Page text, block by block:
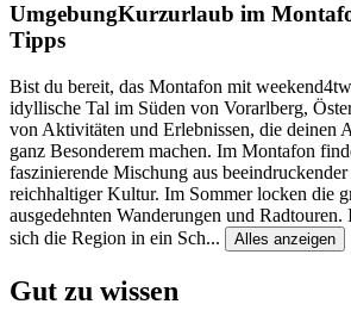
UmgebungKurzurlaub im
Tipps
Bist du bereit, das Montafon mit
idyllische Tal im Süden von Vorarlberg,
von Aktivitäten und Erlebnissen, die deinen
ganz Besonderem machen. Im Montafon
faszinierende Mischung aus
reichhaltiger Kultur. Im Sommer locken die
ausgedehnten Wanderungen und
sich die Region in ein Sch... Alles anzeigen
Gut zu wissen